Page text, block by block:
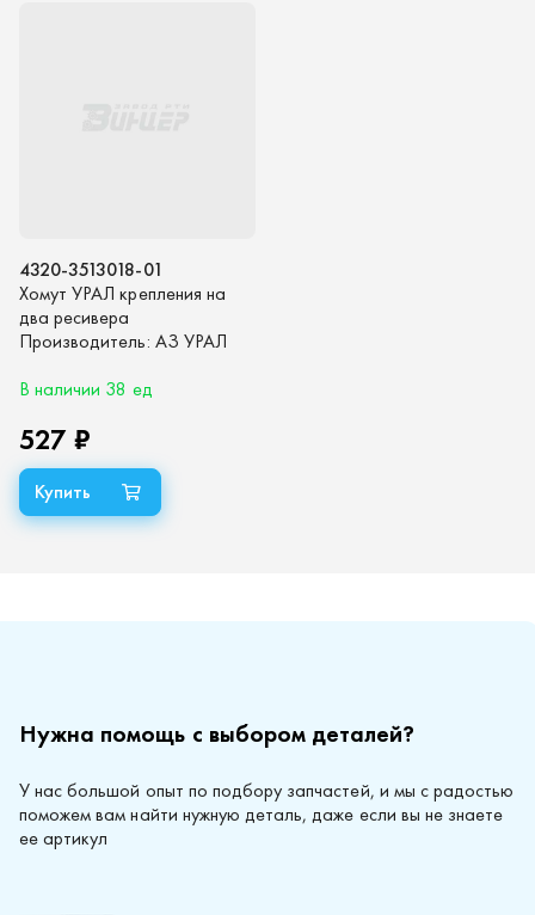
4320-3513018-01
Хомут УРАЛ крепления на
два ресивера
Производитель: АЗ УРАЛ
В наличии 38 ед
527 ₽
Нужна помощь с выбором деталей?
У нас большой опыт по подбору запчастей, и мы с радостью
поможем вам найти нужную деталь, даже если вы не знаете
ее артикул